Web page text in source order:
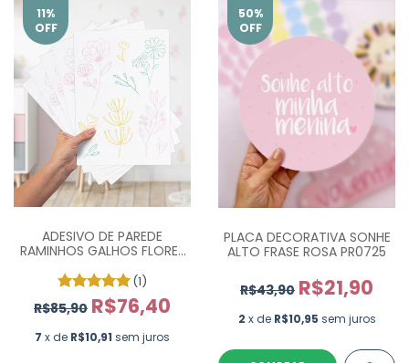
11%
OFF
ADESIVO DE PAREDE
RAMINHOS GALHOS FLORES
(1)
R$85,90 R$76,40
7 x de R$10,91 sem juros
50%
OFF
PLACA DECORATIVA SONHE
ALTO FRASE ROSA PR0725
R$43,90 R$21,90
2 x de R$10,95 sem juros